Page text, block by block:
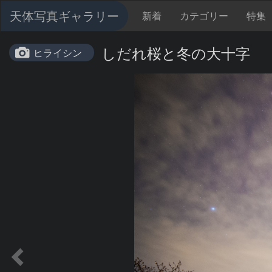
天体写真ギャラリー 新着 カテゴリー 特集
ヒライシン しだれ桜と冬の大十字